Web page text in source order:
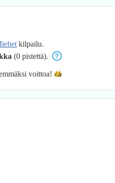
kilpailu.
(0 pistettä).
voittoa!